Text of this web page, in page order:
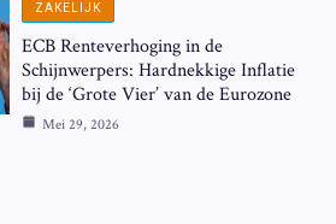
ZAKELIJK
ECB Renteverhoging in de
Schijnwerpers: Hardnekkige Inflatie
bij de ‘Grote Vier’ van de Eurozone
Mei 29, 2026